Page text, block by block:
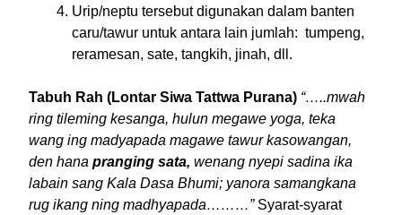
Urip/neptu tersebut digunakan dalam banten
caru/tawur untuk antara lain jumlah: tumpeng,
reramesan, sate, tangkih, jinah, dll.
Tabuh Rah (Lontar Siwa Tattwa Purana) “…..mwah
ring tileming kesanga, hulun megawe yoga, teka
wang ing madyapada magawe tawur kasowangan,
den hana pranging sata, wenang nyepi sadina ika
labain sang Kala Dasa Bhumi; yanora samangkana
rug ikang ning madhyapada………”Syarat-syarat